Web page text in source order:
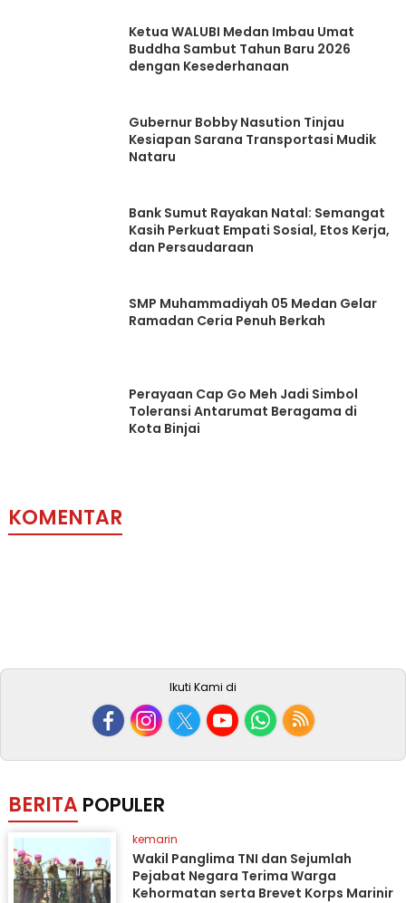
Ketua WALUBI Medan Imbau Umat
Buddha Sambut Tahun Baru 2026
dengan Kesederhanaan
Gubernur Bobby Nasution Tinjau
Kesiapan Sarana Transportasi Mudik
Nataru
Bank Sumut Rayakan Natal: Semangat
Kasih Perkuat Empati Sosial, Etos Kerja,
dan Persaudaraan
SMP Muhammadiyah 05 Medan Gelar
Ramadan Ceria Penuh Berkah
Perayaan Cap Go Meh Jadi Simbol
Toleransi Antarumat Beragama di
Kota Binjai
KOMENTAR
Ikuti Kami di
BERITA POPULER
kemarin
Wakil Panglima TNI dan Sejumlah
Pejabat Negara Terima Warga
Kehormatan serta Brevet Korps Marinir